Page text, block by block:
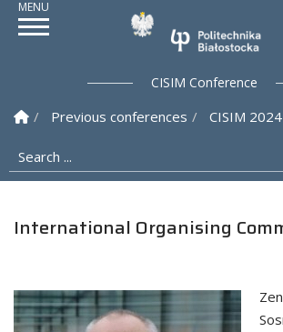
CISIM Conference
Homepage
Previous conferences CISIM 2024
Search ...
International Organising